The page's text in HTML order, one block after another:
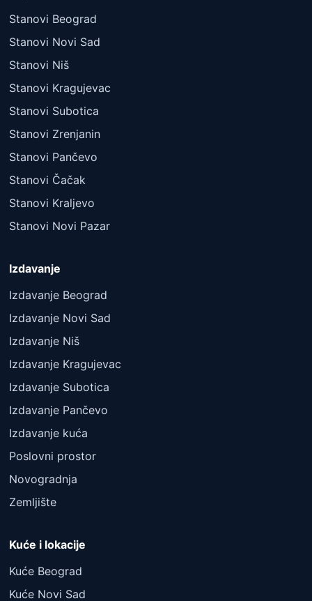
Stanovi Beograd
Stanovi Novi Sad
Stanovi Niš
Stanovi Kragujevac
Stanovi Subotica
Stanovi Zrenjanin
Stanovi Pančevo
Stanovi Čačak
Stanovi Kraljevo
Stanovi Novi Pazar
Izdavanje
Izdavanje Beograd
Izdavanje Novi Sad
Izdavanje Niš
Izdavanje Kragujevac
Izdavanje Subotica
Izdavanje Pančevo
Izdavanje kuća
Poslovni prostor
Novogradnja
Zemljište
Kuće i lokacije
Kuće Beograd
Kuće Novi Sad